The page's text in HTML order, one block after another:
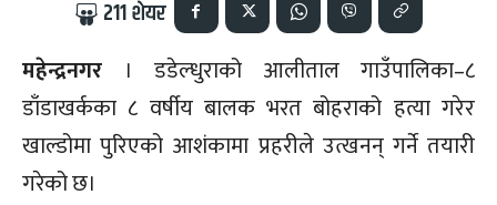
211शेयर
महेन्द्रनगर । डडेल्धुराको आलीताल गाउँपालिका–८
डाँडाखर्कका ८ वर्षीय बालक भरत बोहराको हत्या गरेर
खाल्डोमा पुरिएको आशंकामा प्रहरीले उत्खनन् गर्ने तयारी
गरेको छ।